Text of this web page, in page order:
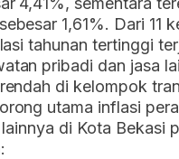
1,61%. Dari 11
tahunan tertinggi
pribadi dan jasa
di kelompok
utama inflasi
di Kota Bekasi